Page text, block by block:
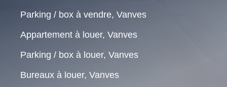
Parking / box à vendre, Vanves
Appartement à louer, Vanves
Parking / box à louer, Vanves
Bureaux à louer, Vanves